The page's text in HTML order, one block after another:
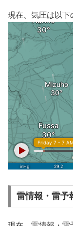
現在、気圧は以下
雷情報・雷予